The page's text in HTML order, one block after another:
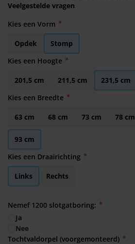
Veelgestelde vragen
Kies een Vorm
Opdek
Stomp
Kies een Hoogte
201,5 cm 211,5 cm
231,5 cm
Kies een Breedte
63 cm 68 cm 73 cm 78 cm
93 cm
Kies een Draairichting
Links Rechts
Nemef 1200 slotgatboring:
Ja
Nee
Tochtvaldorpel (voorgemonteerd)